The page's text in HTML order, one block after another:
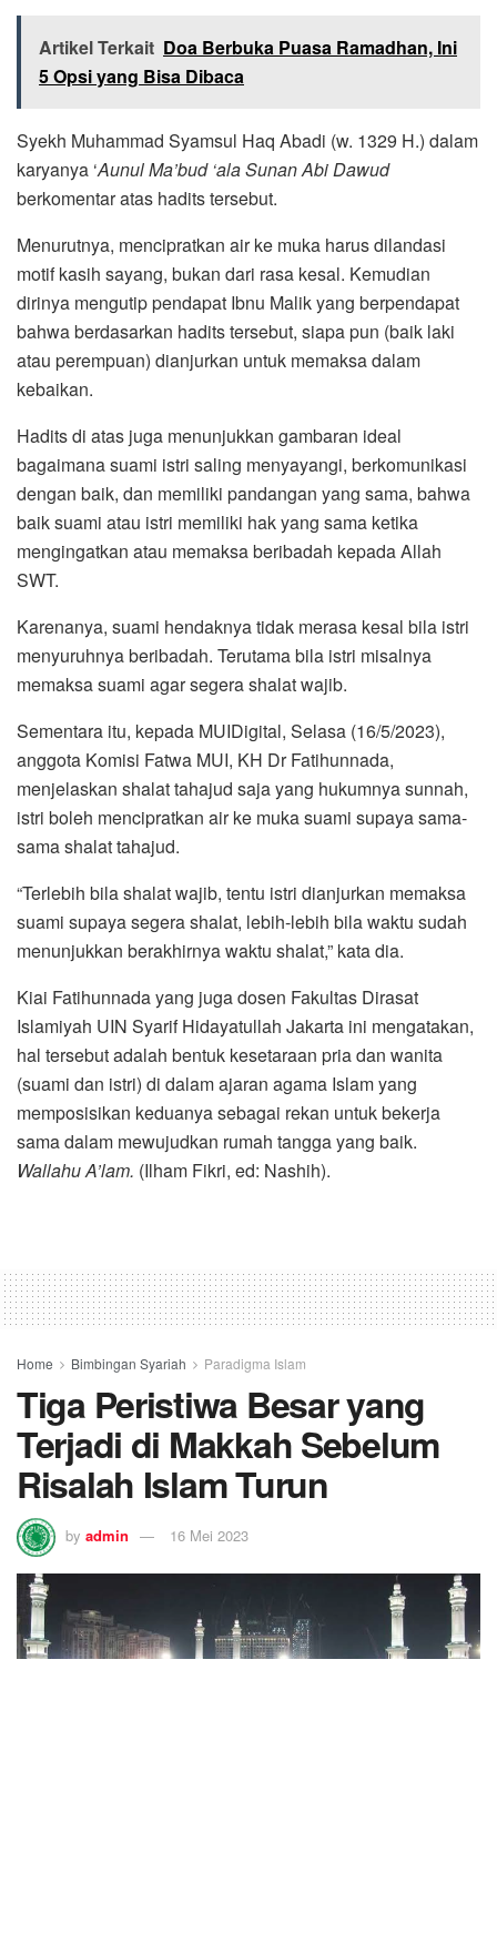
Artikel Terkait Doa Berbuka Puasa Ramadhan, Ini
5 Opsi yang Bisa Dibaca
Syekh Muhammad Syamsul Haq Abadi (w. 1329 H.) dalam
karyanya ‘Aunul Ma’bud ‘ala Sunan Abi Dawud
berkomentar atas hadits tersebut.
Menurutnya, mencipratkan air ke muka harus dilandasi
motif kasih sayang, bukan dari rasa kesal. Kemudian
dirinya mengutip pendapat Ibnu Malik yang berpendapat
bahwa berdasarkan hadits tersebut, siapa pun (baik laki
atau perempuan) dianjurkan untuk memaksa dalam
kebaikan.
Hadits di atas juga menunjukkan gambaran ideal
bagaimana suami istri saling menyayangi, berkomunikasi
dengan baik, dan memiliki pandangan yang sama, bahwa
baik suami atau istri memiliki hak yang sama ketika
mengingatkan atau memaksa beribadah kepada Allah
SWT.
Karenanya, suami hendaknya tidak merasa kesal bila istri
menyuruhnya beribadah. Terutama bila istri misalnya
memaksa suami agar segera shalat wajib.
Sementara itu, kepada MUIDigital, Selasa (16/5/2023),
anggota Komisi Fatwa MUI, KH Dr Fatihunnada,
menjelaskan shalat tahajud saja yang hukumnya sunnah,
istri boleh mencipratkan air ke muka suami supaya sama-
sama shalat tahajud.
“Terlebih bila shalat wajib, tentu istri dianjurkan memaksa
suami supaya segera shalat, lebih-lebih bila waktu sudah
menunjukkan berakhirnya waktu shalat,” kata dia.
Kiai Fatihunnada yang juga dosen Fakultas Dirasat
Islamiyah UIN Syarif Hidayatullah Jakarta ini mengatakan,
hal tersebut adalah bentuk kesetaraan pria dan wanita
(suami dan istri) di dalam ajaran agama Islam yang
memposisikan keduanya sebagai rekan untuk bekerja
sama dalam mewujudkan rumah tangga yang baik.
Wallahu A’lam. (Ilham Fikri, ed: Nashih).
Home Bimbingan Syariah Paradigma Islam
Tiga Peristiwa Besar yang
Terjadi di Makkah Sebelum
Risalah Islam Turun
by admin 16 Mei 2023